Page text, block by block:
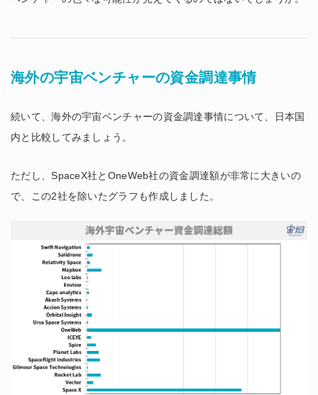
海外の宇宙ベンチャーの資金調達事情
続いて、海外の宇宙ベンチャーの資金調達事情について、日本国
内と比較してみましょう。
ただし、SpaceX社とOneWeb社の資金調達額が非常に大きいの
で、この2社を除いたグラフも作成しました。